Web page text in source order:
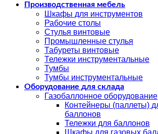
Производственная мебель
Шкафы для инструментов
Рабочие столы
Стулья винтовые
Промышленные стулья
Табуреты винтовые
Тележки инструментальные
Тумбы
Тумбы инструментальные
Оборудование для склада
Газобаллонное оборудование
Контейнеры (паллеты)
баллонов
Тележки для баллонов